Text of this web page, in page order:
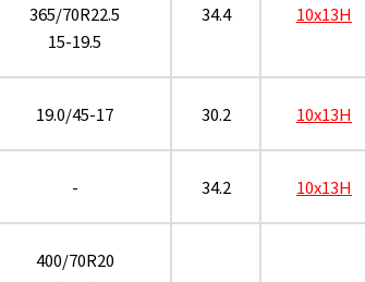
365/70R22.5
15-19.5
34.4 10x13H
19.0/45-17 30.2 10x13H
- 34.2 10x13H
400/70R20